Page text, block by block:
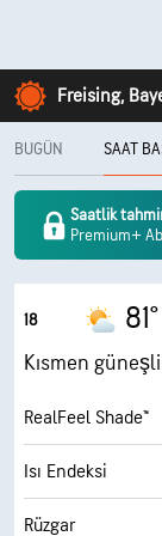
Freising,
BUGÜN SAAT
Saatlik
Premium+
18 81°
Kısmen güneşli
RealFeel Shade™
Isı Endeksi
Rüzgar